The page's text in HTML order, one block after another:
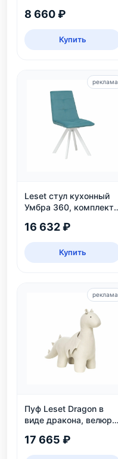
8 660 ₽
Купить
Leset стул кухонный
Умбра 360, комплект
16 632 ₽
Купить
реклама
Пуф Leset Dragon в
виде дракона, велюр
детской
17 665 ₽
реклама